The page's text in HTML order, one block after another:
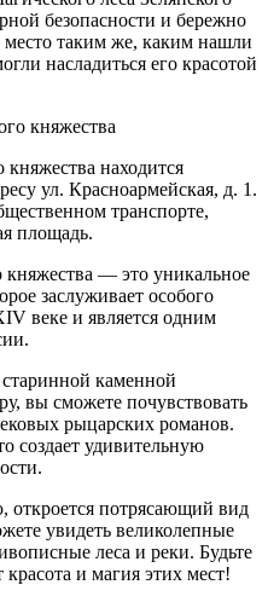
безопасности и бережно
место таким же, каким нашли
насладиться его красотой
княжествa
находится
ул. Красноармейская, д. 1.
транспорте,
площадь.
— это уникальное
заслуживает особого
веке и является одним
и.
каменной
вы сможете почувствовать
рыцарских романов.
создает удивительную
потрясающий вид
увидеть великолепные
леса и реки. Будьте
красота и магия этих мест!